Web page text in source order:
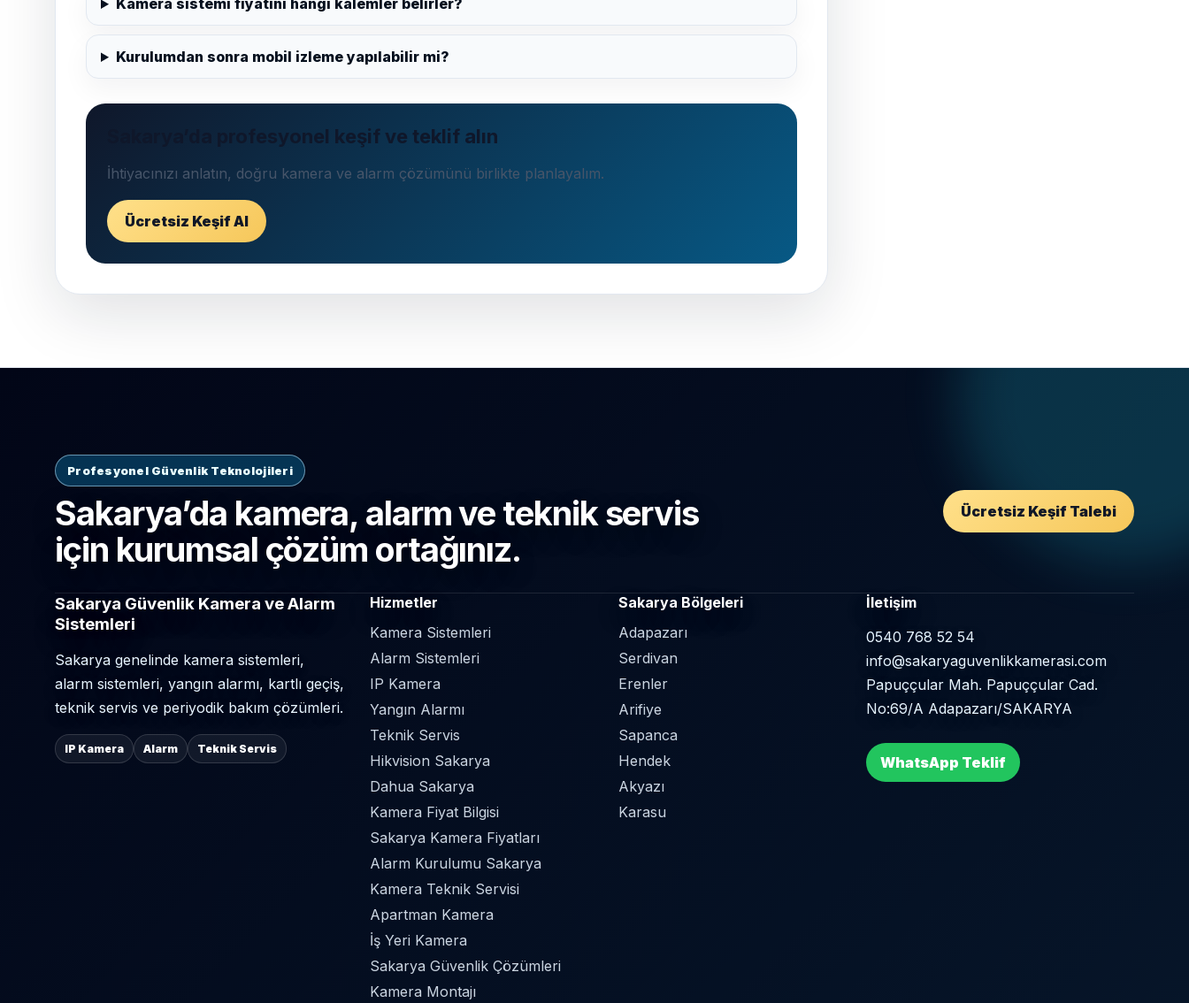
Kamera sistemi fiyatını hangi kalemler belirler?
Kurulumdan sonra mobil izleme yapılabilir mi?
Sakarya’da profesyonel keşif ve teklif alın
İhtiyacınızı anlatın, doğru kamera ve alarm çözümünü birlikte planlayalım.
Ücretsiz Keşif Al
Profesyonel Güvenlik Teknolojileri
Sakarya’da kamera, alarm ve teknik servis
için kurumsal çözüm ortağınız.
Ücretsiz Keşif Talebi
Sakarya Güvenlik Kamera ve Alarm
Sistemleri
Sakarya genelinde kamera sistemleri,
alarm sistemleri, yangın alarmı, kartlı geçiş,
teknik servis ve periyodik bakım çözümleri.
IP Kamera Alarm Teknik Servis
Hizmetler
Kamera Sistemleri
Alarm Sistemleri
IP Kamera
Yangın Alarmı
Teknik Servis
Hikvision Sakarya
Dahua Sakarya
Kamera Fiyat Bilgisi
Sakarya Kamera Fiyatları
Alarm Kurulumu Sakarya
Kamera Teknik Servisi
Apartman Kamera
İş Yeri Kamera
Sakarya Güvenlik Çözümleri
Kamera Montajı
Sakarya Bölgeleri
Adapazarı
Serdivan
Erenler
Arifiye
Sapanca
Hendek
Akyazı
Karasu
İletişim
0540 768 52 54
info@sakaryaguvenlikkamerasi.com
Papuççular Mah. Papuççular Cad.
No:69/A Adapazarı/SAKARYA
WhatsApp Teklif